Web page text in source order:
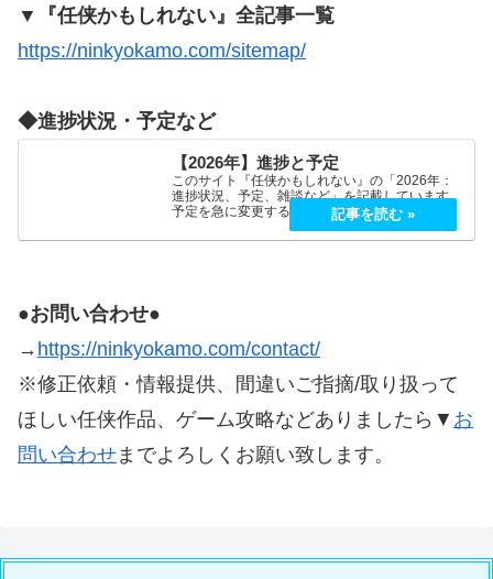
▼『任侠かもしれない』全記事一覧
https://ninkyokamo.com/sitemap/
◆進捗状況・予定など
【2026年】進捗と予定
このサイト『任侠かもしれない』の「2026年：
進捗状況、予定、雑談など」を記載しています。
予定を急に変更することが、よくあります。
2026年5月2026年5月21日（木）『プロミス・マ
スコットエージェンシー』良かったです！世界観
●お問い合わせ●
→ https://ninkyokamo.com/contact/
※修正依頼・情報提供、間違いご指摘/取り扱って
ほしい任侠作品、ゲーム攻略などありましたら▼ お
問い合わせまでよろしくお願い致します。